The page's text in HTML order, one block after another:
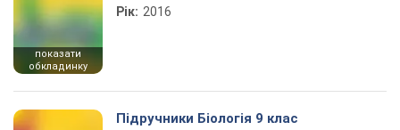
показати
обкладинку
Рік: 2016
Підручники Біологія 9 клас